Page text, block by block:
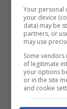
Indiana
La star di
Your personal
your device
data) may be
partners, or
may use
Some
of legitimate
your options
or in the site
and cookie